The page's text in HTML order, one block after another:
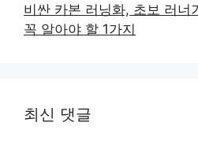
비싼 카본 러닝화, 초보 러너
꼭 알아야 할 1가지
최신 댓글